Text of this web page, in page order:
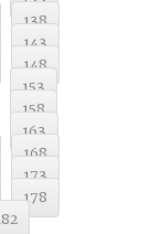
138
143
148
153
158
163
168
173
178